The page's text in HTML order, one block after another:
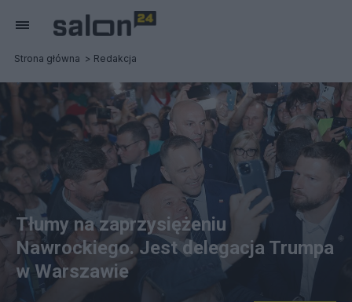
Strona główna Redakcja
Tłumy na zaprzysiężeniu
Nawrockiego. Jest delegacja Trumpa
w Warszawie